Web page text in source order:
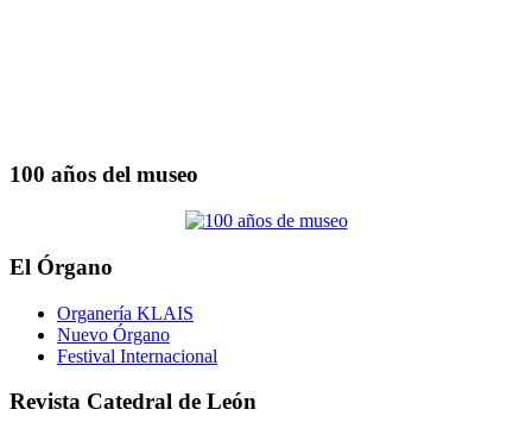
100 años del museo
El Órgano
Organería KLAIS
Nuevo Órgano
Festival Internacional
Revista Catedral de León